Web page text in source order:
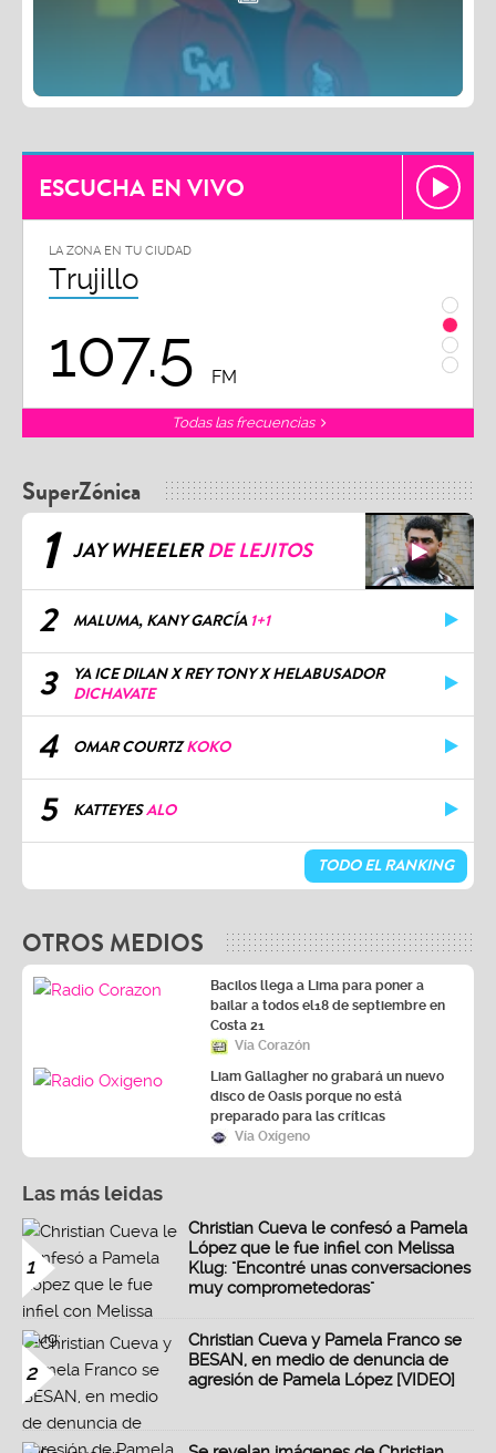
ESCUCHA EN VIVO
LA ZONA EN TU CIUDAD
Trujillo
107.5 FM
Todas las frecuencias
SuperZónica
1 JAY WHEELERDE LEJITOS
2 MALUMA, KANY GARCÍA 1+1
3
YA ICE DILAN X REY TONY X HELABUSADOR
DICHAVATE
4 OMAR COURTZKOKO
5 KATTEYESALO
TODO EL RANKING
OTROS MEDIOS
Bacilos llega a Lima para poner a
bailar a todos el18 de septiembre en
Costa 21
Vía Corazón
Liam Gallagher no grabará un nuevo
disco de Oasis porque no está
preparado para las críticas
Vía Oxígeno
Las más leidas
1
Christian Cueva le confesó a Pamela
López que le fue infiel con Melissa
Klug: "Encontré unas conversaciones
muy comprometedoras"
2
Christian Cueva y Pamela Franco se
BESAN, en medio de denuncia de
agresión de Pamela López [VIDEO]